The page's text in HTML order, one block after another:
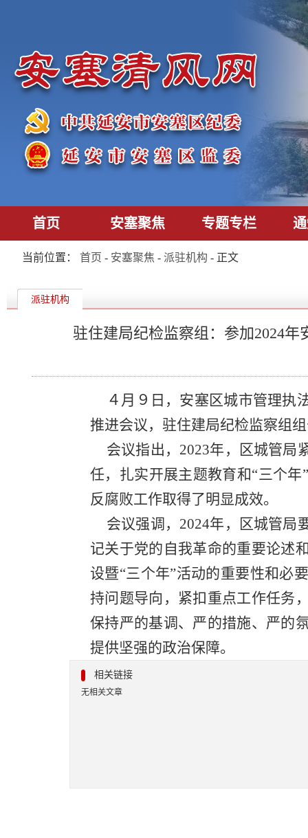
首页 安塞聚焦 专题专栏
当前位置： 首页 - 安塞聚焦 - 派驻机构 - 正文
派驻机构
驻住建局纪检监察组：参加2024
４月９日，安塞区城市管理执
推进会议，驻住建局纪检监察组
会议指出，2023年，区城管局
任，扎实开展主题教育和“三个
反腐败工作取得了明显成效。
会议强调，2024年，区城管局
记关于党的自我革命的重要论述
设暨“三个年”活动的重要性和必
持问题导向，紧扣重点工作任务
保持严的基调、严的措施、严的
提供坚强的政治保障。
相关链接
无相关文章